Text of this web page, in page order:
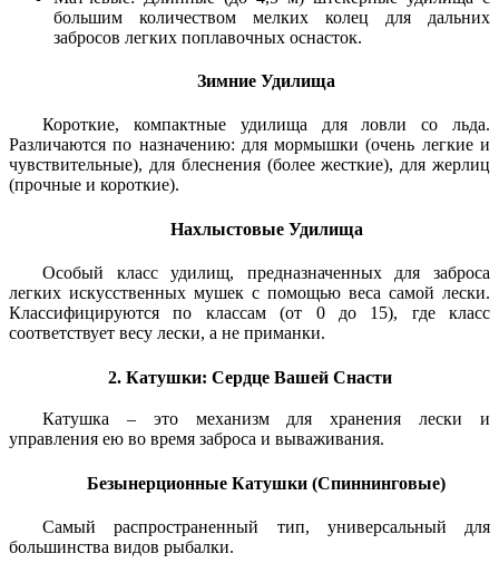
большим количеством мелких колец для дальних
забросов легких поплавочных оснасток.
Зимние Удилища
Короткие, компактные удилища для ловли со льда.
Различаются по назначению: для мормышки (очень легкие и
чувствительные), для блеснения (более жесткие), для жерлиц
(прочные и короткие).
Нахлыстовые Удилища
Особый класс удилищ, предназначенных для заброса
легких искусственных мушек с помощью веса самой лески.
Классифицируются по классам (от 0 до 15), где класс
соответствует весу лески, а не приманки.
2. Катушки: Сердце Вашей Снасти
Катушка – это механизм для хранения лески и
управления ею во время заброса и вываживания.
Безынерционные Катушки (Спиннинговые)
Самый распространенный тип, универсальный для
большинства видов рыбалки.